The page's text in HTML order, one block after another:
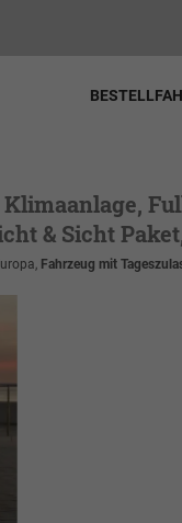
Klimaanlage,
& Sicht
Fahrzeug mit